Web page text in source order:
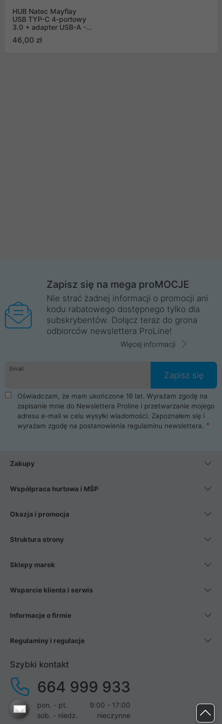
HUB Natec Mayflay
USB TYP-C 4-portowy
3.0 + adapter USB-A -
46,00 zł
Zapisz się na mega proMOCJE
Nie strać żadnej informacji o promocji ani
kodu rabatowego dostępnego tylko dla
subskrybentów. Dołącz teraz do grona
odbiorców newslettera ProLine!
Więcej informacji
Email
Zapisz się
Oświadczam, że mam ukończone 16 lat. Wyrażam zgodę na
zapisanie mnie do Newslettera Proline i przetwarzanie mojego
adresu e-mail w celu wysyłki wiadomości. Zapoznałem się i
wyrażam zgodę na postanowienia regulaminu newslettera.
Zakupy
Współpraca hurtowa i MŚP
Okazja i promocja
Struktura strony
Sklepy marek
Wsparcie klienta i serwis
Informacje o firmie
Regulaminy i regulacje
Szybki kontakt
664 999 933
pon. - pt.
9:00 - 17:00
sob. - niedz.
nieczynne